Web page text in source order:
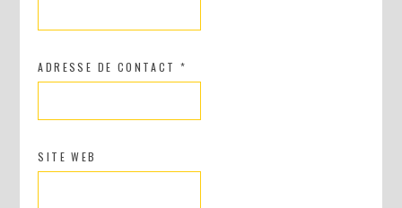
ADRESSE DE CONTACT*
SITE WEB